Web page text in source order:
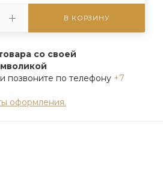
В КОРЗИНУ
со своей
позвоните по телефону +7
оформления.